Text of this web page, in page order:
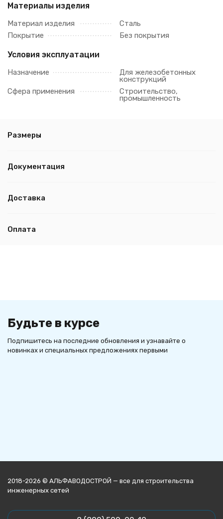
Материалы изделия
Материал изделия
Сталь
Покрытие
Без покрытия
Условия эксплуатации
Назначение Для железобетонных
конструкций
Сфера применения
Строительство,
промышленность
Размеры
Документация
Доставка
Оплата
Будьте в курсе
Подпишитесь на последние обновления и узнавайте о
новинках и специальных предложениях первыми
2018-2026 © АЛЬФАВОДОСТРОЙ — все для строительства
инженерных сетей